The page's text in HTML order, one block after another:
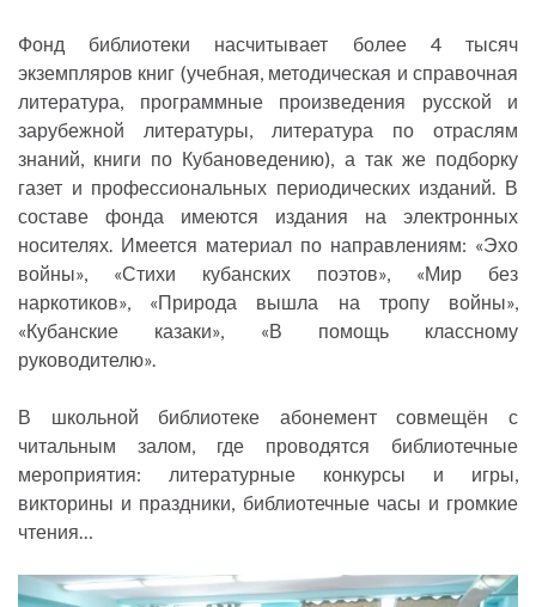
Фонд библиотеки насчитывает более 4 тысяч
экземпляров книг (учебная, методическая и справочная
литература, программные произведения русской и
зарубежной литературы, литература по отраслям
знаний, книги по Кубановедению), а так же подборку
газет и профессиональных периодических изданий. В
составе фонда имеются издания на электронных
носителях. Имеется материал по направлениям: «Эхо
войны», «Стихи кубанских поэтов», «Мир без
наркотиков», «Природа вышла на тропу войны»,
«Кубанские казаки», «В помощь классному
руководителю».
В школьной библиотеке абонемент совмещён с
читальным залом, где проводятся библиотечные
мероприятия: литературные конкурсы и игры,
викторины и праздники, библиотечные часы и громкие
чтения…